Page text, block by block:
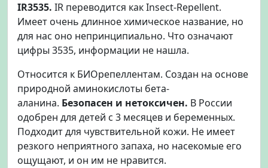
IR3535. IR переводится как Insect-Repellent.
Имеет очень длинное химическое название, но
для нас оно непринципиально. Что означают
цифры 3535, информации не нашла.
Относится к БИОрепеллентам. Создан на основе
природной аминокислоты бета-
аланина. Безопасен и нетоксичен. В России
одобрен для детей с 3 месяцев и беременных.
Подходит для чувствительной кожи. Не имеет
резкого неприятного запаха, но насекомые его
ощущают, и он им не нравится.